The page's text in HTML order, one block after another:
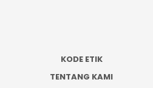
KODE ETIK
TENTANG KAMI